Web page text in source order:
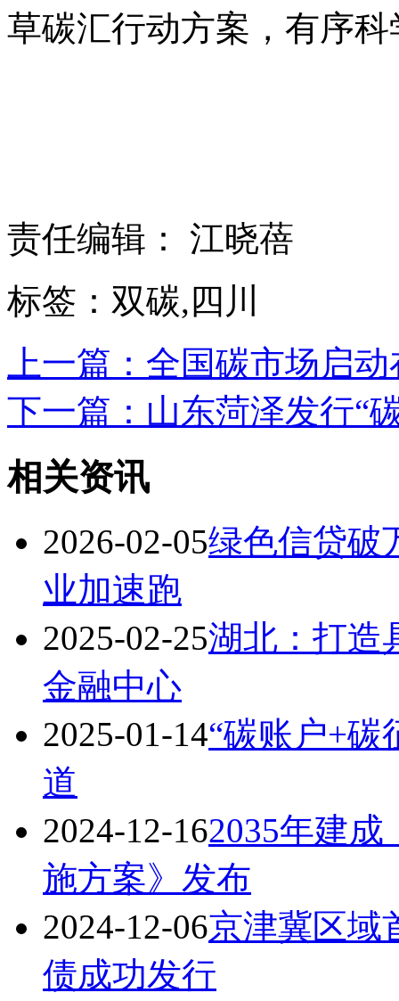
草碳汇行动方案，有序
责任编辑： 江晓蓓
标签：双碳,四川
上一篇：全国碳市场启
下一篇：山东菏泽发行“
相关资讯
2026-02-05绿色信贷破
业加速跑
2025-02-25湖北：打造
金融中心
2025-01-14“碳账户+碳
道
2024-12-162035年建
施方案》发布
2024-12-06京津冀区域
债成功发行